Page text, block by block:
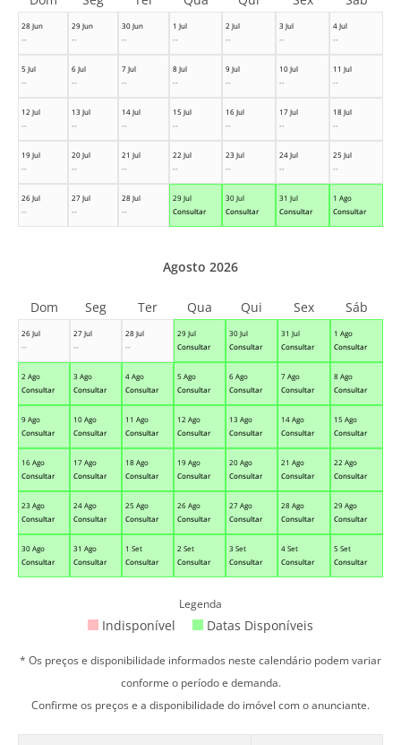
28 Jun
--
29 Jun
--
30 Jun
--
1 Jul
--
2 Jul
--
3 Jul
--
4 Jul
--
5 Jul
--
6 Jul
--
7 Jul
--
8 Jul
--
9 Jul
--
10 Jul
--
11 Jul
--
12 Jul
--
13 Jul
--
14 Jul
--
15 Jul
--
16 Jul
--
17 Jul
--
18 Jul
--
19 Jul
--
20 Jul
--
21 Jul
--
22 Jul
--
23 Jul
--
24 Jul
--
25 Jul
--
26 Jul
--
27 Jul
--
28 Jul
--
29 Jul
Consultar
30 Jul
Consultar
31 Jul
Consultar
1 Ago
Consultar
26 Jul
--
27 Jul
--
28 Jul
--
29 Jul
Consultar
30 Jul
Consultar
31 Jul
Consultar
1 Ago
Consultar
2 Ago
Consultar
3 Ago
Consultar
4 Ago
Consultar
5 Ago
Consultar
6 Ago
Consultar
7 Ago
Consultar
8 Ago
Consultar
9 Ago
Consultar
10 Ago
Consultar
11 Ago
Consultar
12 Ago
Consultar
13 Ago
Consultar
14 Ago
Consultar
15 Ago
Consultar
16 Ago
Consultar
17 Ago
Consultar
18 Ago
Consultar
19 Ago
Consultar
20 Ago
Consultar
21 Ago
Consultar
22 Ago
Consultar
23 Ago
Consultar
24 Ago
Consultar
25 Ago
Consultar
26 Ago
Consultar
27 Ago
Consultar
28 Ago
Consultar
29 Ago
Consultar
30 Ago
Consultar
31 Ago
Consultar
1 Set
Consultar
2 Set
Consultar
3 Set
Consultar
4 Set
Consultar
5 Set
Consultar
Agosto 2026
Dom Seg Ter Qua Qui Sex Sáb
Legenda
Indisponível Datas Disponíveis
* Os preços e disponibilidade informados neste calendário podem variar
conforme o período e demanda.
Confirme os preços e a disponibilidade do imóvel com o anunciante.